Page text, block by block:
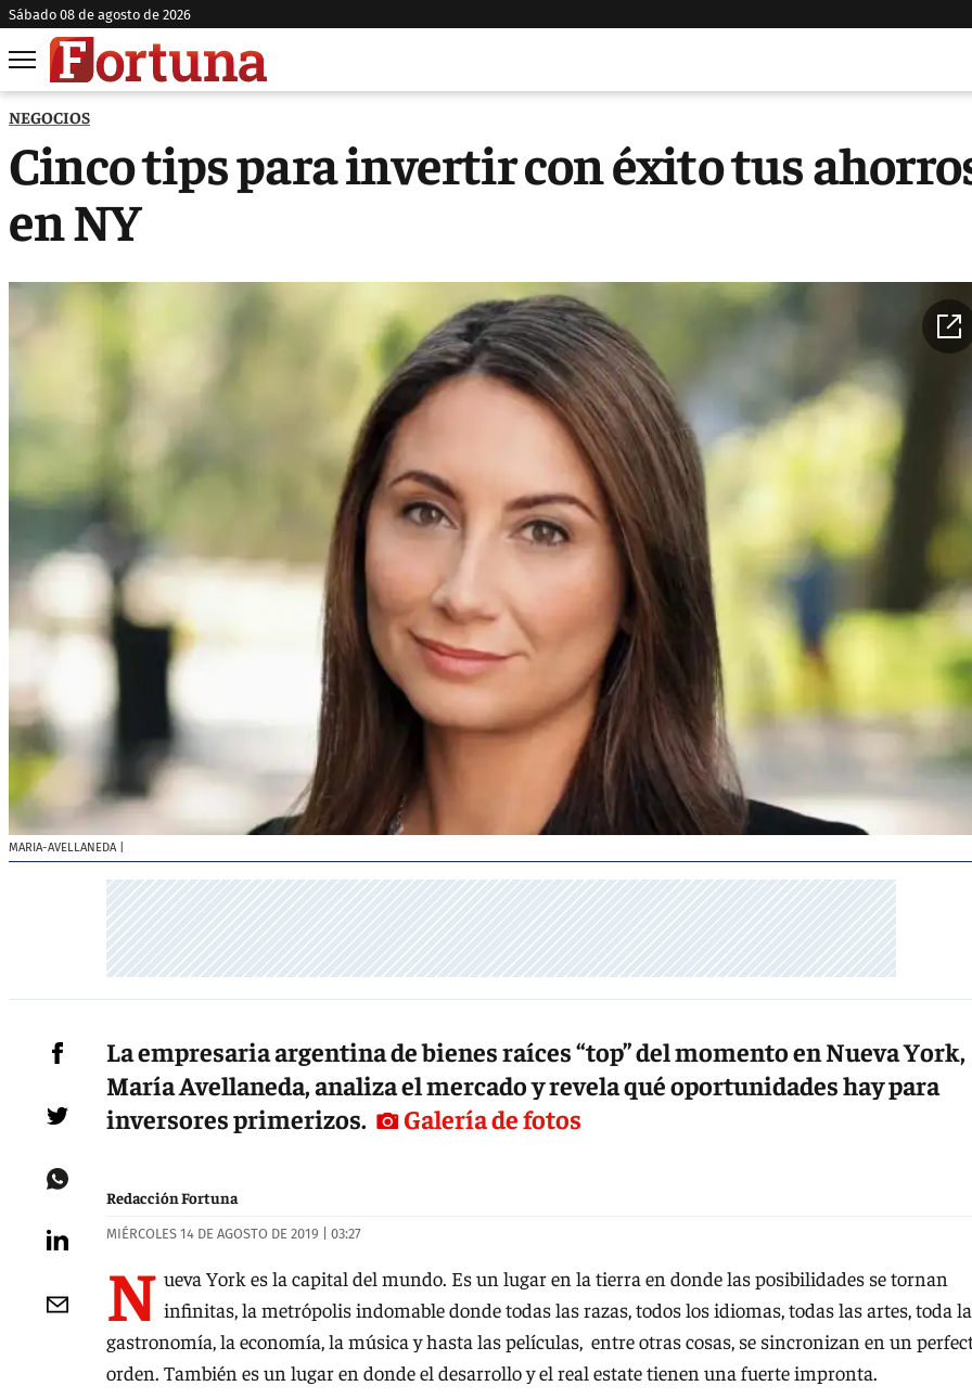
sábado 08 de agosto de 2026
NEGOCIOS
Cinco tips para invertir con éxito tus
en NY
MARIA-AVELLANEDA|
La empresaria argentina de bienes raíces “top” del momento en Nueva York,
María Avellaneda, analiza el mercado y revela qué oportunidades hay para
inversores primerizos.
Galería de fotos
Redacción Fortuna
MIÉRCOLES 14 DE AGOSTO DE 2019 | 03:27
N ueva York es la capital del mundo. Es un lugar en la tierra en donde las posibilidades se tornan
infinitas, la metrópolis indomable donde todas las razas, todos los idiomas, todas las artes, toda la
gastronomía, la economía, la música y hasta las películas, entre otras cosas, se sincronizan en un
orden. También es un lugar en donde el desarrollo y el real estate tienen una fuerte impronta.